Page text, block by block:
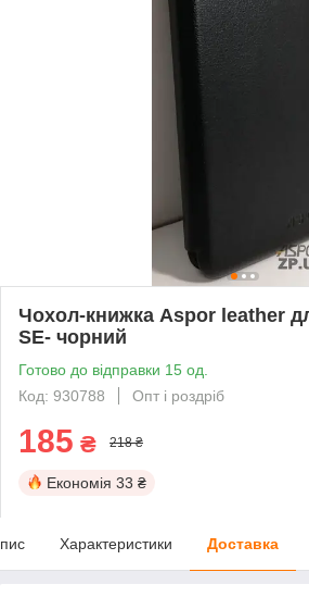
Чохол-книжка Aspor leather
SE- чорний
Готово до відправки 15 од.
Код: 930788
Опт і роздріб
185 ₴ 218 ₴
Економія 33 ₴
Характеристики Доставка